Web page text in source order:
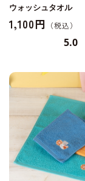
ウォッシュタオル
1,100円
5.0